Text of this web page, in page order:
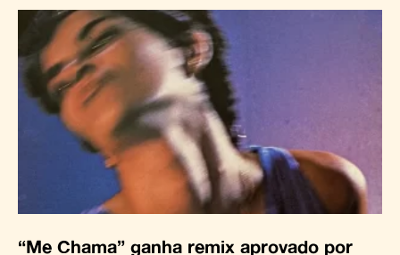
“Me Chama” ganha remix aprovado por